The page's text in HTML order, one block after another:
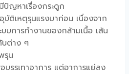
ปัญหาเรื่องกระดูก
บัติเหตุรุนแรงมาก่อน เนื่องจาก
บบการทำงานของกล้ามเนื้อ เส้น
บต่าง ๆ
รุน
บรรเทาอาการ แต่อาการแย่ลง